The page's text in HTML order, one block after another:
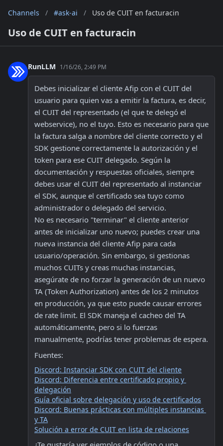
Channels / #ask-ai / Uso de CUIT en facturacin
Uso de CUIT en facturacin
RunLLM 1/16/26, 2:49 PM
Debes inicializar el cliente Afip con el CUIT del
usuario para quien vas a emitir la factura, es decir,
el CUIT del representado (el que te delegó el
webservice), no el tuyo. Esto es necesario para que
la factura salga a nombre del cliente correcto y el
SDK gestione correctamente la autorización y el
token para ese CUIT delegado. Según la
documentación y respuestas oficiales, siempre
debes usar el CUIT del representado al instanciar
el SDK, aunque el certificado sea tuyo como
administrador o delegado del servicio.
No es necesario "terminar" el cliente anterior
antes de inicializar uno nuevo; puedes crear una
nueva instancia del cliente Afip para cada
usuario/operación. Sin embargo, si gestionas
muchos CUITs y creas muchas instancias,
asegúrate de no forzar la generación de un nuevo
TA (Token Authorization) antes de los 2 minutos
en producción, ya que esto puede causar errores
de rate limit. El SDK maneja el cacheo del TA
automáticamente, pero si lo fuerzas
Fuentes:
Discord: Instanciar SDK con CUIT del cliente
Discord: Diferencia entre certificado propio y
delegación
Guía oficial sobre delegación y uso de certificados
Discord: Buenas prácticas con múltiples instancias
y TA
Solución a error de CUIT en lista de relaciones